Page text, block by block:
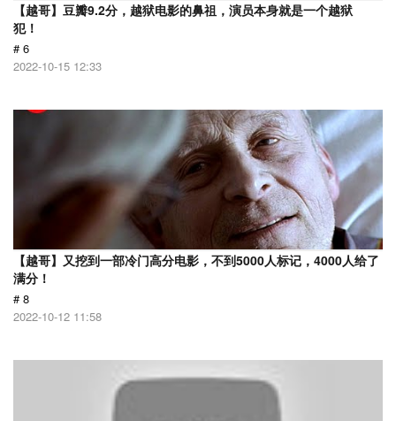
【越哥】豆瓣9.2分，越狱电影的鼻祖，演员本身就是一个越狱
犯！
# 6
2022-10-15 12:33
【越哥】又挖到一部冷门高分电影，不到5000人标记，4000人给了
满分！
# 8
2022-10-12 11:58